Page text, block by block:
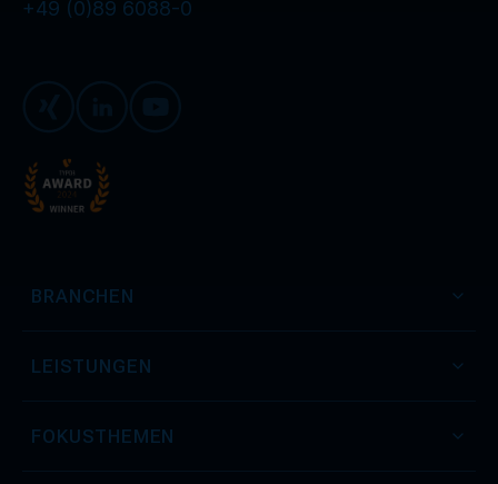
+49 (0)89 6088-0
BRANCHEN
LEISTUNGEN
FOKUSTHEMEN